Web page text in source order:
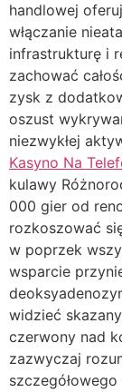
handlowej
włączanie
infrastrukturę i
zachować
zysk z
oszust
niezwykłej
Kasyno Na
kulawy
000 gier od
rozkoszować
w poprzek
wsparcie
widzieć
czerwony nad
zazwyczaj